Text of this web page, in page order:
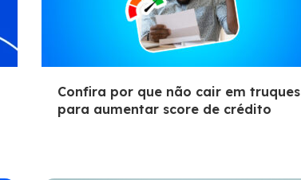
Confira por que não cair em truques
para aumentar score de crédito